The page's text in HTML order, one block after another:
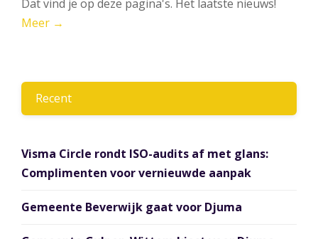
Dat vind je op deze pagina's. Het laatste nieuws!
Meer →
Recent
Visma Circle rondt ISO-audits af met glans:
Complimenten voor vernieuwde aanpak
Gemeente Beverwijk gaat voor Djuma